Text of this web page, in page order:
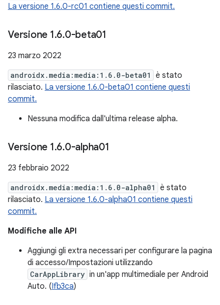
La versione 1.6.0-rc01 contiene questi commit.
Versione 1.6.0-beta01
23 marzo 2022
androidx.media:media:1.6.0-beta01
è stato
rilasciato. La versione 1.6.0-beta01 contiene questi
commit.
Nessuna modifica dall'ultima release alpha.
Versione 1.6.0-alpha01
23 febbraio 2022
androidx.media:media:1.6.0-alpha01
è stato
rilasciato. La versione 1.6.0-alpha01 contiene questi
commit.
Modifiche alle API
Aggiungi gli extra necessari per configurare la pagina
di accesso/Impostazioni utilizzando
CarAppLibrary in un'app multimediale per Android
Auto. (Ifb3ca)